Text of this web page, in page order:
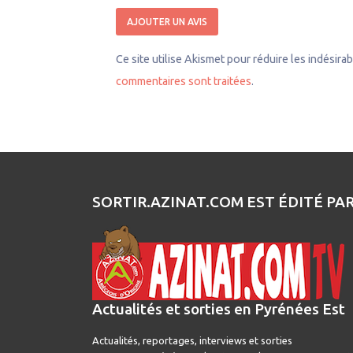
Ce site utilise Akismet pour réduire les
commentaires sont traitées.
SORTIR.AZINAT.COM EST ÉDITÉ
Actualités et sorties en Pyrénées Est
Actualités, reportages, interviews et sorties